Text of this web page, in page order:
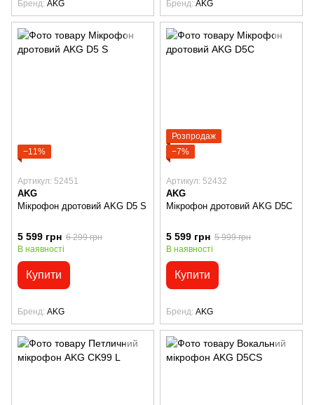
Бренд AKG Бренд AKG
−11%
Артикул: 52451
AKG
Мікрофон дротовий AKG D5 S
5 599 грн 6 299 грн
В наявності
Купити
Бренд AKG
Розпродаж
−7%
Артикул: 52432
AKG
Мікрофон дротовий AKG D5С
5 599 грн 5 999 грн
В наявності
Купити
Бренд AKG